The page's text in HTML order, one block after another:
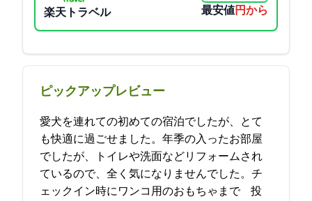
楽天トラベル 最安値5500円から
ピックアップレビュー
愛犬を連れての初めての宿泊でしたが、とて
も快適に過ごせました。年季の入ったお部屋
でしたが、トイレや洗面などリフォームされ
ているので、全く気になりませんでした。チ
ェックイン時にワンコ用のおもちゃまで… 2021-12-18 23:52:34投